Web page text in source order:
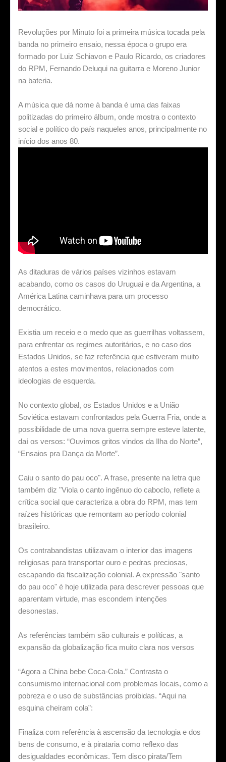
Revoluções por Minuto foi a primeira música tocada pela
banda no primeiro ensaio, nessa época o grupo era
formado por Luiz Schiavon e Paulo Ricardo, os criadores
do RPM, Fernando Deluqui na guitarra e Moreno Junior
na bateria.
A música que dá nome à banda é uma das faixas
politizadas do primeiro álbum, onde mostra o contexto
social e político do país naqueles anos, principalmente no
início dos anos 80.
As ditaduras de vários países vizinhos estavam
acabando, como os casos do Uruguai e da Argentina, a
América Latina caminhava para um processo
democrático.
Existia um receio e o medo que as guerrilhas voltassem,
para enfrentar os regimes autoritários, e no caso dos
Estados Unidos, se faz referência que estiveram muito
atentos a estes movimentos, relacionados com
ideologias de esquerda.
No contexto global, os Estados Unidos e a União
Soviética estavam confrontados pela Guerra Fria, onde a
possibilidade de uma nova guerra sempre esteve latente,
daí os versos: “Ouvimos gritos vindos da Ilha do Norte”,
“Ensaios pra Dança da Morte”.
Caiu o santo do pau oco". A frase, presente na letra que
também diz "Viola o canto ingênuo do caboclo, reflete a
crítica social que caracteriza a obra do RPM, mas tem
raízes históricas que remontam ao período colonial
brasileiro.
Os contrabandistas utilizavam o interior das imagens
religiosas para transportar ouro e pedras preciosas,
escapando da fiscalização colonial. A expressão "santo
do pau oco" é hoje utilizada para descrever pessoas que
aparentam virtude, mas escondem intenções
desonestas.
As referências também são culturais e políticas, a
expansão da globalização fica muito clara nos versos
“Agora a China bebe Coca-Cola.” Contrasta o
consumismo internacional com problemas locais, como a
pobreza e o uso de substâncias proibidas. “Aqui na
esquina cheiram cola”:
Finaliza com referência à ascensão da tecnologia e dos
bens de consumo, e à pirataria como reflexo das
desigualdades econômicas. Tem disco pirata/Tem